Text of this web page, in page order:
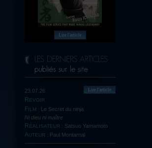
Lire l'article
23.07.26
REVOIR
FILM : Le Secret du ninja
Ni dieu ni maître
RÉALISATEUR : Satsuo Yamamoto
AUTEUR : Paul Montarnal
Lire l'article